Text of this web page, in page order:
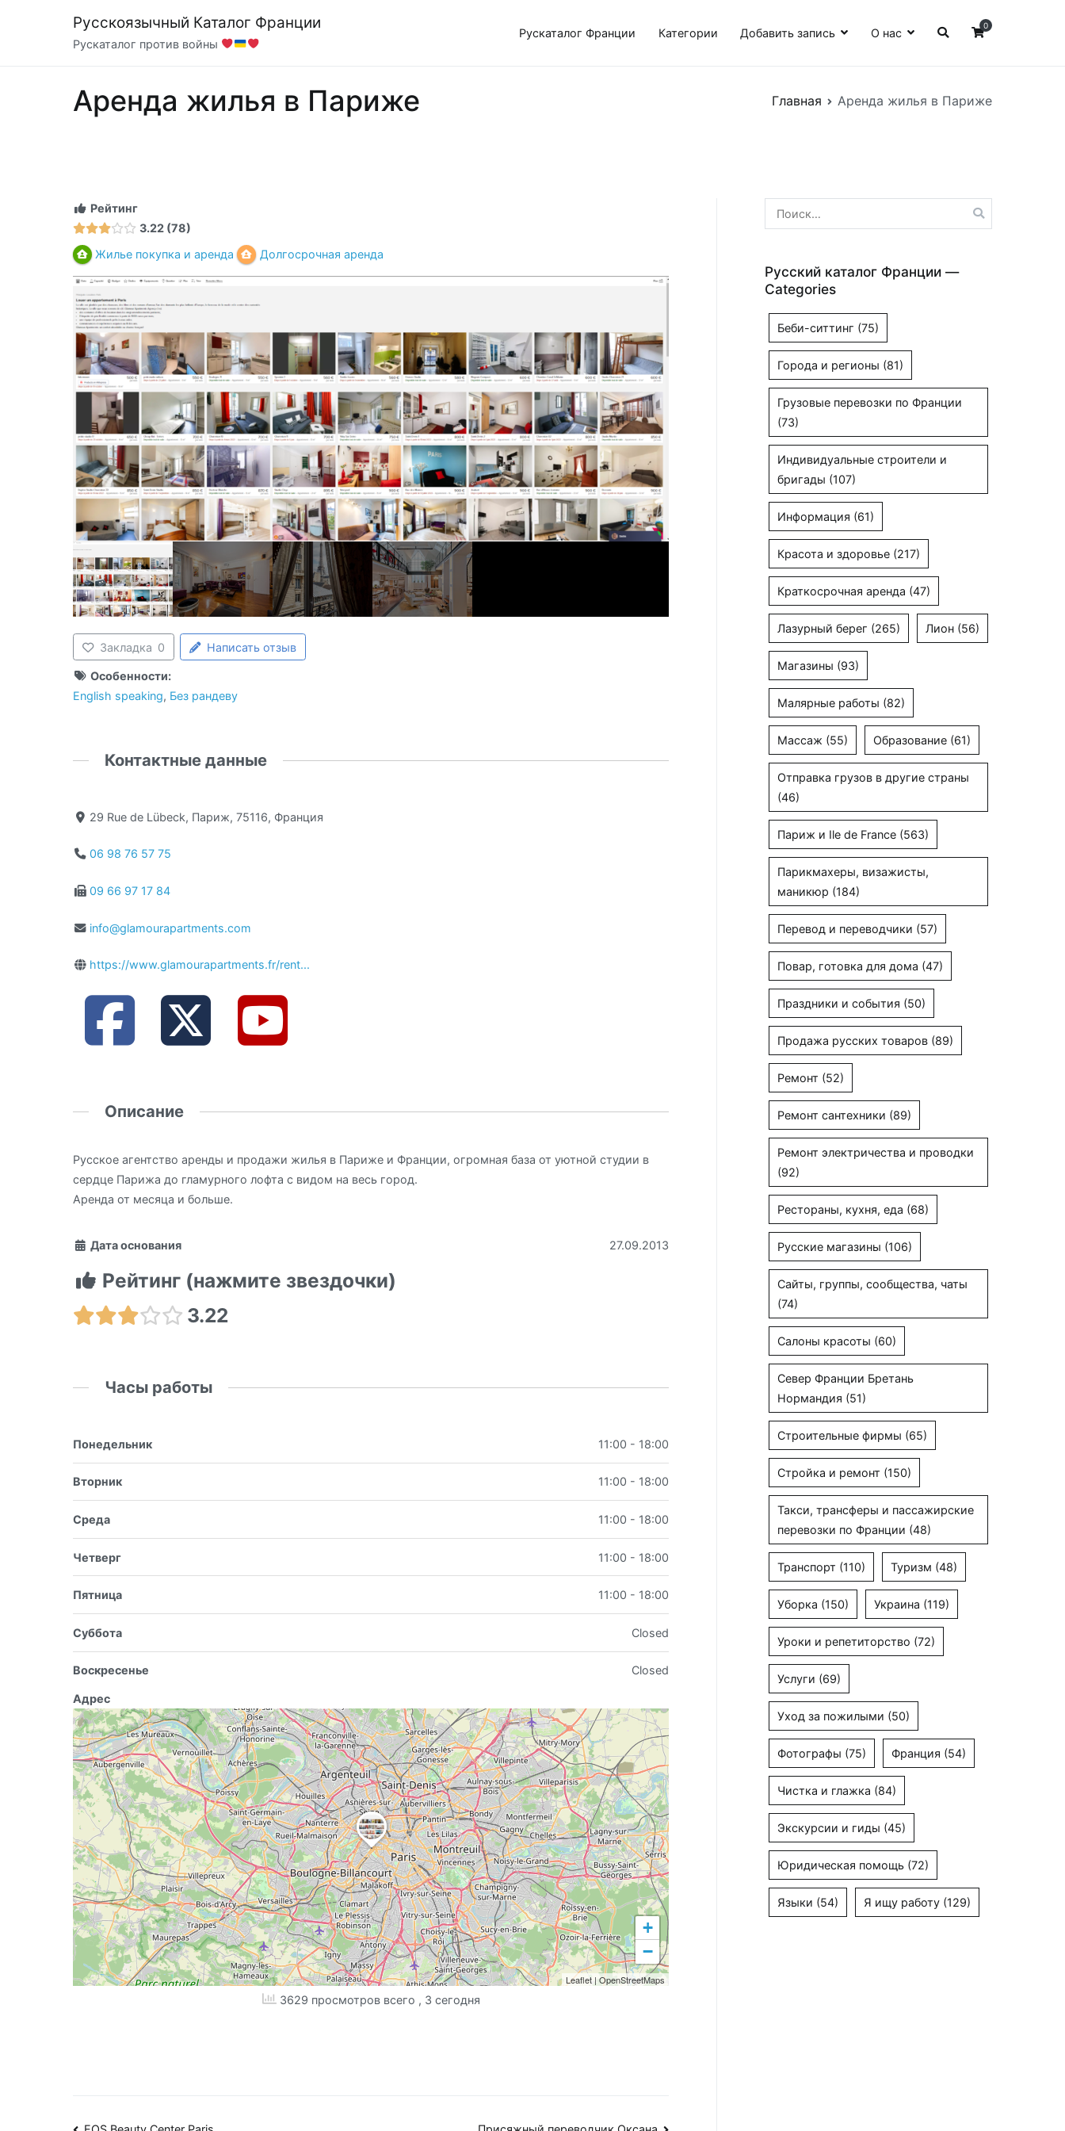
содержимому
Русскоязычный Каталог Франции
Рускаталог против войны
Рускаталог Франции Категории Добавить запись О нас
0
Аренда жилья в Париже Главная Аренда жилья в Париже
Рейтинг
3.22 78
Жилье покупка и аренда
Долгосрочная аренда
Закладка 0 Написать отзыв
Особенности:
English speaking, Без рандеву
Контактные данные
29 Rue de Lübeck, Париж, 75116, Франция
06 98 76 57 75
09 66 97 17 84
info@glamourapartments.com
https://www.glamourapartments.fr/rent...
Описание
Русское агентство аренды и продажи жилья в Париже и Франции, огромная база от уютной студии в
сердце Парижа до гламурного лофта с видом на весь город.
Аренда от месяца и больше.
Дата основания 27.09.2013
Рейтинг (нажмите звездочки)
3.22
Часы работы
Понедельник 11:00 - 18:00
Вторник 11:00 - 18:00
Среда 11:00 - 18:00
Четверг 11:00 - 18:00
Пятница 11:00 - 18:00
Суббота Closed
Воскресенье Closed
Адрес
+
−
Leaflet | OpenStreetMaps
3629 просмотров всего , 3 сегодня
Найти:
Русский каталог Франции —
Categories
Беби-ситтинг (75)
Города и регионы (81)
Грузовые перевозки по Франции
(73)
Индивидуальные строители и
бригады (107)
Информация (61)
Красота и здоровье (217)
Краткосрочная аренда (47)
Лазурный берег (265) Лион (56)
Магазины (93)
Малярные работы (82)
Массаж (55) Образование (61)
Отправка грузов в другие страны
(46)
Париж и Ile de France (563)
Парикмахеры, визажисты,
маникюр (184)
Перевод и переводчики (57)
Повар, готовка для дома (47)
Праздники и события (50)
Продажа русских товаров (89)
Ремонт (52)
Ремонт сантехники (89)
Ремонт электричества и проводки
(92)
Рестораны, кухня, еда (68)
Русские магазины (106)
Сайты, группы, сообщества, чаты
(74)
Салоны красоты (60)
Север Франции Бретань
Нормандия (51)
Строительные фирмы (65)
Стройка и ремонт (150)
Такси, трансферы и пассажирские
перевозки по Франции (48)
Транспорт (110) Туризм (48)
Уборка (150) Украина (119)
Уроки и репетиторство (72)
Услуги (69)
Уход за пожилыми (50)
Фотографы (75) Франция (54)
Чистка и глажка (84)
Экскурсии и гиды (45)
Юридическая помощь (72)
Языки (54) Я ищу работу (129)